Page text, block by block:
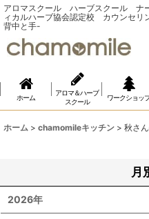
アロマスクール ハーブスクール ナ
ィカルハーブ協会認定校 カウンセリ
背中と手-
ホーム
アロマ＆ハーブ
スクール
ワークショッ
ホーム > chamomileキッチン > 秋さ
月
2026年